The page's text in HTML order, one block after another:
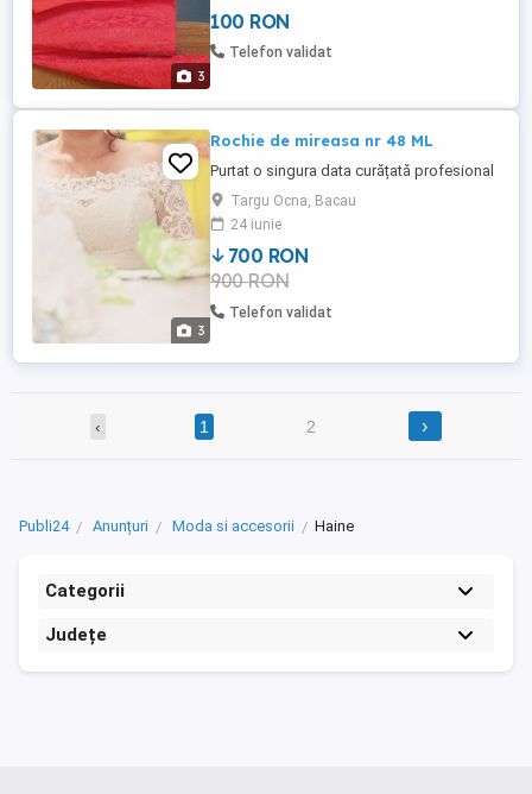
3
100 RON
Telefon validat
3
Rochie de mireasa nr 48 ML
Purtat o singura data curățată profesional
Targu Ocna, Bacau
24 iunie
700 RON
900 RON
Telefon validat
‹ 1 2 ›
Publi24 Anunțuri Moda si accesorii Haine
Categorii
Județe